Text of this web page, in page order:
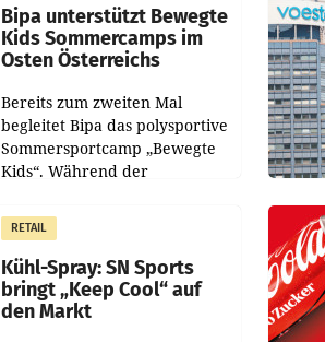
Bipa unterstützt Bewegte
Kids Sommercamps im
Osten Österreichs
Bereits zum zweiten Mal
begleitet Bipa das polysportive
Sommersportcamp „Bewegte
Kids“. Während der
Juli und August versorgt das
Unternehmen Kinder sowie
RETAIL
Kühl-Spray: SN Sports
bringt „Keep Cool“ auf
den Markt